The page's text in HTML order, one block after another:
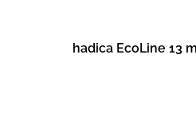
hadica EcoLine 13